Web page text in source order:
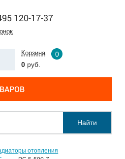
120-17-37
Корзина
0
0 руб.
Найти
отопления